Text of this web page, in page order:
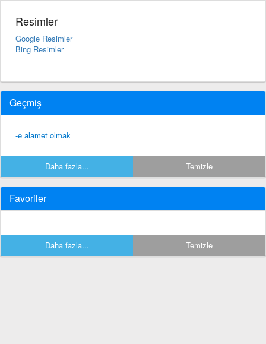
Resimler
Google Resimler
Bing Resimler
Geçmiş
-e alamet olmak
Daha fazla... Temizle
Favoriler
Daha fazla... Temizle